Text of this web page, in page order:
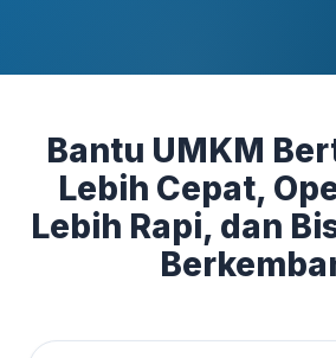
Bantu UMKM
Lebih Cepat,
Lebih Rapi, dan